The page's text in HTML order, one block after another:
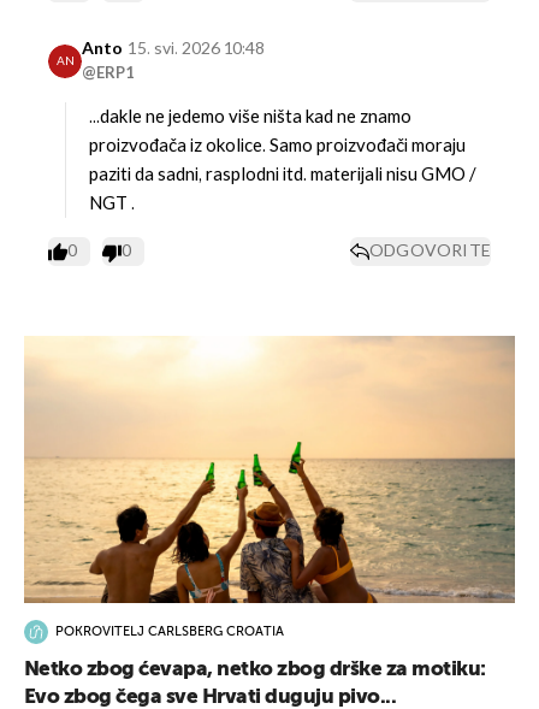
AN
Anto
@ERP1
15. svi. 2026 10:48
...dakle ne jedemo više ništa kad ne znamo
proizvođača iz okolice. Samo proizvođači moraju
paziti da sadni, rasplodni itd. materijali nisu GMO /
NGT .
0 0 ODGOVORITE
POKROVITELJ CARLSBERG CROATIA
Netko zbog ćevapa, netko zbog drške za motiku:
Evo zbog čega sve Hrvati duguju pivo...